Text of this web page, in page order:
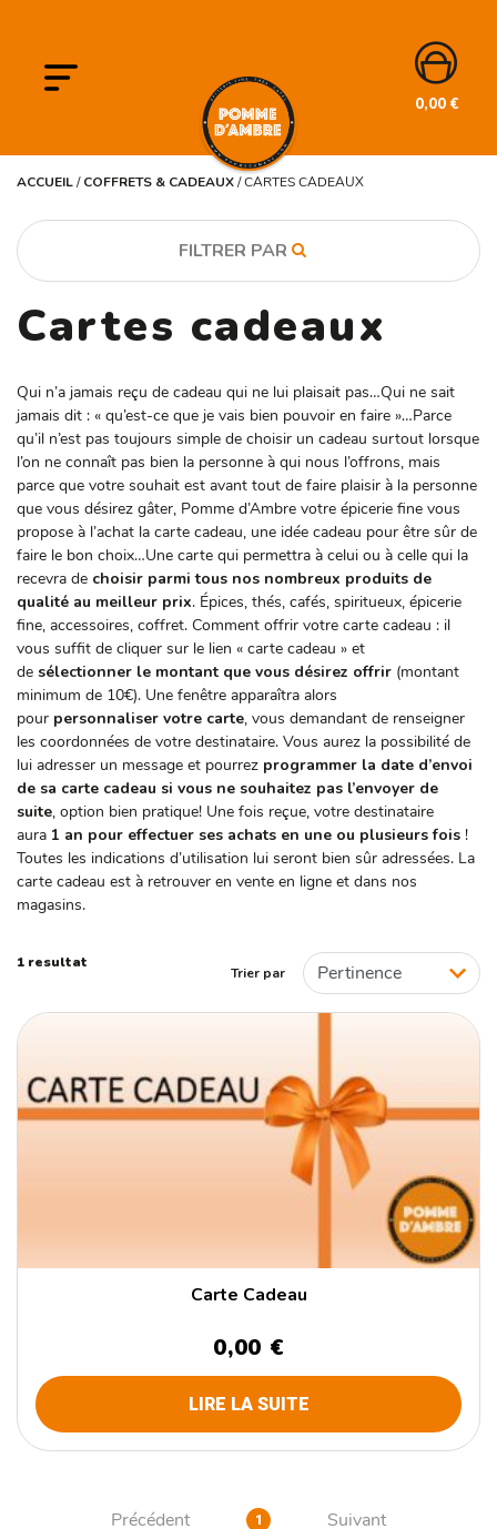
0,00 €
ACCUEIL/COFFRETS & CADEAUX/CARTES CADEAUX
FILTRER PAR
CATÉGORIE
Coffrets & cadeaux
Cartes cadeaux
Qui n’a jamais reçu de cadeau qui ne lui plaisait pas…Qui ne sait
jamais dit : « qu’est-ce que je vais bien pouvoir en faire »…Parce
qu’il n’est pas toujours simple de choisir un cadeau surtout lorsque
l’on ne connaît pas bien la personne à qui nous l’offrons, mais
parce que votre souhait est avant tout de faire plaisir à la personne
que vous désirez gâter, Pomme d’Ambre votre épicerie fine vous
propose à l’achat la carte cadeau, une idée cadeau pour être sûr de
faire le bon choix…Une carte qui permettra à celui ou à celle qui la
recevra de choisir parmi tous nos nombreux produits de
qualité au meilleur prix. Épices, thés, cafés, spiritueux, épicerie
fine, accessoires, coffret. Comment offrir votre carte cadeau : il
vous suffit de cliquer sur le lien « carte cadeau » et
de sélectionner le montant que vous désirez offrir (montant
minimum de 10€). Une fenêtre apparaîtra alors
pour personnaliser votre carte, vous demandant de renseigner
les coordonnées de votre destinataire. Vous aurez la possibilité de
lui adresser un message et pourrez programmer la date d’envoi
de sa carte cadeau si vous ne souhaitez pas l’envoyer de
suite, option bien pratique! Une fois reçue, votre destinataire
aura 1 an pour effectuer ses achats en une ou plusieurs fois !
Toutes les indications d’utilisation lui seront bien sûr adressées. La
carte cadeau est à retrouver en vente en ligne et dans nos
magasins.
1 resultat
Trier par
Carte Cadeau
0,00 €
LIRE LA SUITE
Précédent 1 Suivant